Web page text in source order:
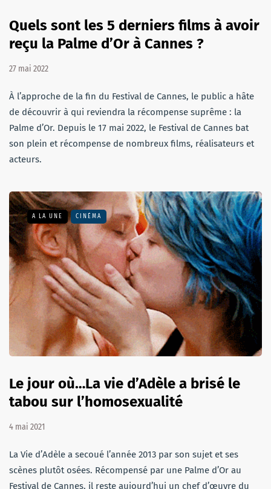
Quels sont les 5 derniers films à avoir
reçu la Palme d’Or à Cannes ?
27 mai 2022
À l’approche de la fin du Festival de Cannes, le public a hâte
de découvrir à qui reviendra la récompense suprême : la
Palme d’Or. Depuis le 17 mai 2022, le Festival de Cannes bat
son plein et récompense de nombreux films, réalisateurs et
acteurs.
A LA UNE CINÉMA
Le jour où…La vie d’Adèle a brisé le
tabou sur l’homosexualité
4 mai 2021
La Vie d’Adèle a secoué l’année 2013 par son sujet et ses
scènes plutôt osées. Récompensé par une Palme d’Or au
Festival de Cannes, il reste aujourd’hui un chef d’œuvre du